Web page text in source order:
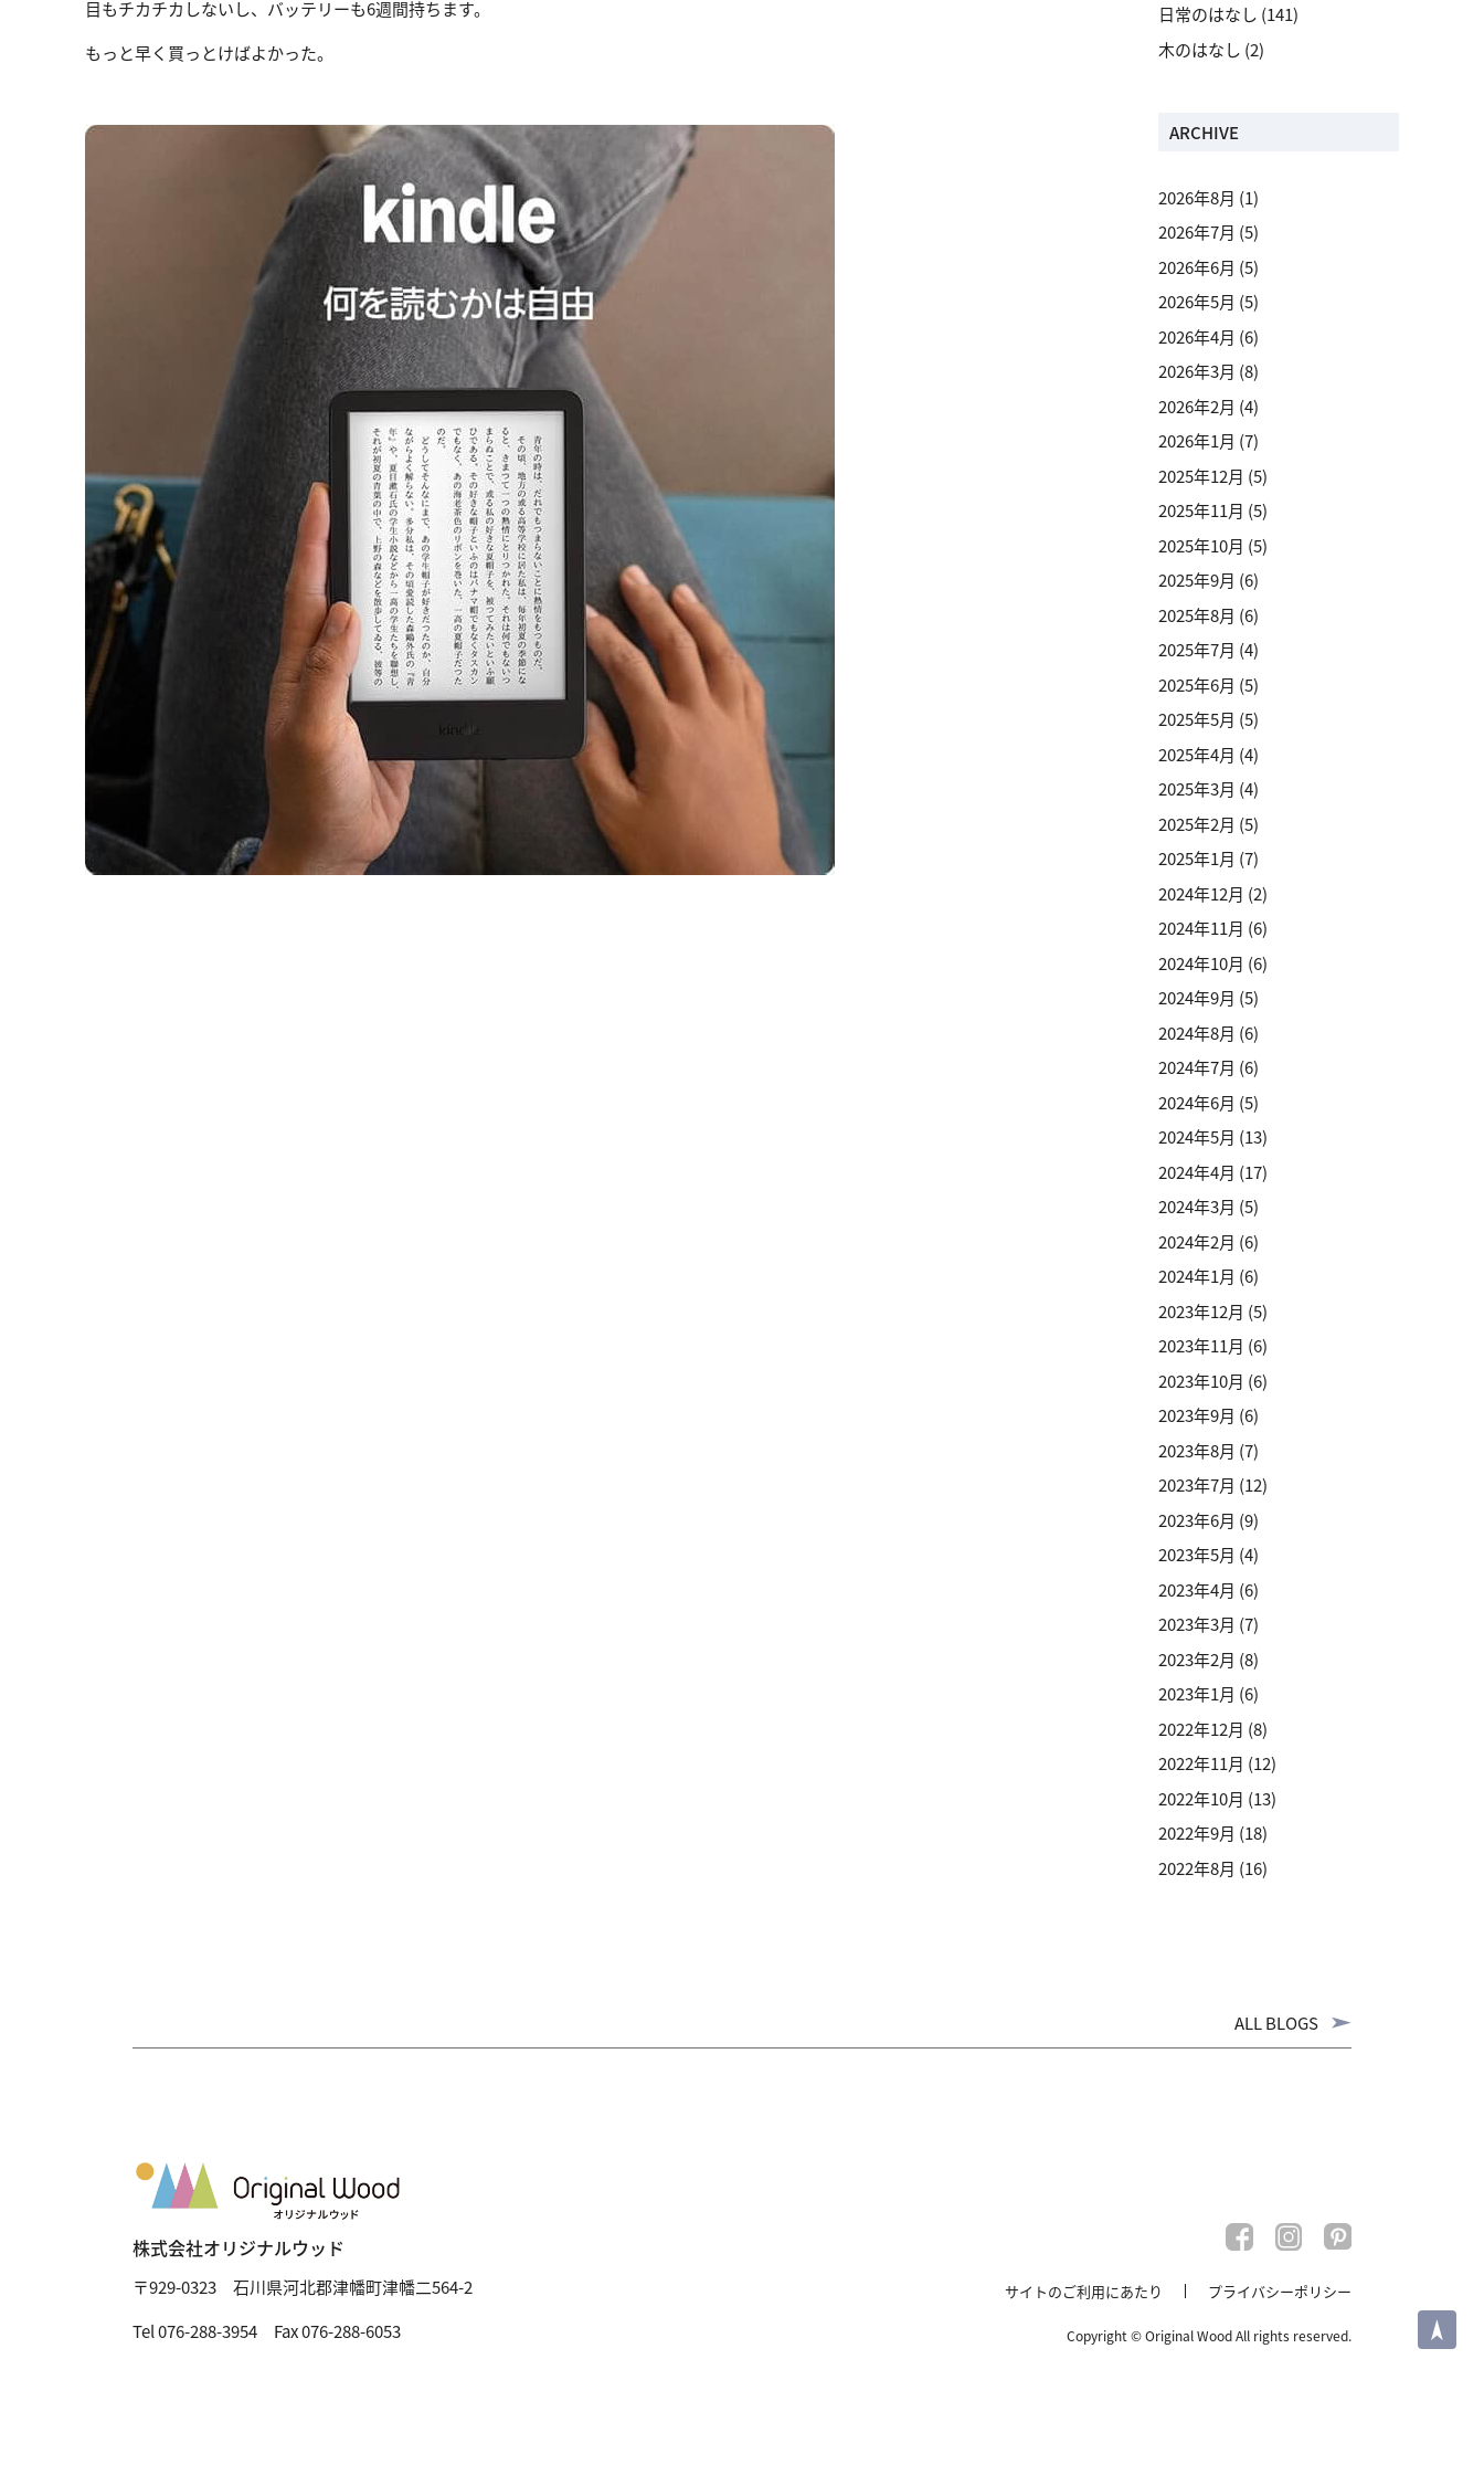
目もチカチカしないし、バッテリーも6週間持ちます。
もっと早く買っとけばよかった。
日常のはなし (141)
木のはなし (2)
ARCHIVE
2026年8月 (1)
2026年7月 (5)
2026年6月 (5)
2026年5月 (5)
2026年4月 (6)
2026年3月 (8)
2026年2月 (4)
2026年1月 (7)
2025年12月 (5)
2025年11月 (5)
2025年10月 (5)
2025年9月 (6)
2025年8月 (6)
2025年7月 (4)
2025年6月 (5)
2025年5月 (5)
2025年4月 (4)
2025年3月 (4)
2025年2月 (5)
2025年1月 (7)
2024年12月 (2)
2024年11月 (6)
2024年10月 (6)
2024年9月 (5)
2024年8月 (6)
2024年7月 (6)
2024年6月 (5)
2024年5月 (13)
2024年4月 (17)
2024年3月 (5)
2024年2月 (6)
2024年1月 (6)
2023年12月 (5)
2023年11月 (6)
2023年10月 (6)
2023年9月 (6)
2023年8月 (7)
2023年7月 (12)
2023年6月 (9)
2023年5月 (4)
2023年4月 (6)
2023年3月 (7)
2023年2月 (8)
2023年1月 (6)
2022年12月 (8)
2022年11月 (12)
2022年10月 (13)
2022年9月 (18)
2022年8月 (16)
ALL BLOGS
株式会社オリジナルウッド
〒929-0323
石川県河北郡津幡町津幡二564-2
Tel 076-288-3954 Fax 076-288-6053
サイトのご利用にあたり プライバシーポリシー
Copyright © Original Wood All rights reserved.